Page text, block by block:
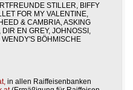
STILLER, BIFFY
FOR MY VALENTINE,
& CAMBRIA, ASKING
EN GREY, JOHNOSSI,
BÖHMISCHE
in allen Raiffeisenbanken